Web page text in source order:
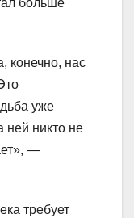
больше
конечно, нас
уже
ней никто не
—
требует